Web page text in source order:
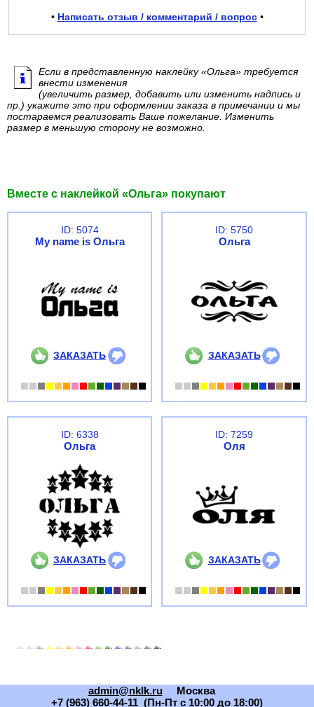
• Написать отзыв / комментарий / вопрос•
Если в представленную наклейку «Ольга» требуется
внести изменения
(увеличить размер, добавить или изменить надпись и
пр.) укажите это при оформлении заказа в примечании и мы
постараемся реализовать Ваше пожелание. Изменить
размер в меньшую сторону не возможно.
Вместе с наклейкой «Ольга» покупают
ID: 5074
My name is Ольга
ЗАКАЗАТЬ
ID: 5750
Ольга
ЗАКАЗАТЬ
ID: 6338
Ольга
ЗАКАЗАТЬ
ID: 7259
Оля
ЗАКАЗАТЬ
admin@nklk.ru
Москва
+7 (963) 660-44-11 (Пн-Пт с 10:00 до 18:00)